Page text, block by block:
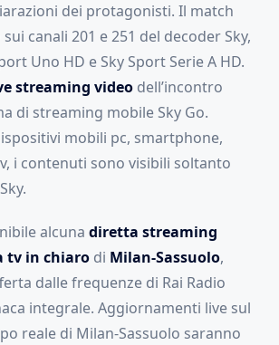
dei protagonisti. Il match
canali 201 e 251 del decoder Sky,
Uno HD e Sky Sport Serie A HD.
streaming video dell’incontro
di streaming mobile Sky Go.
mobili pc, smartphone,
i contenuti sono visibili soltanto
alcuna diretta streaming
tv in chiaro di Milan-Sassuolo,
dalle frequenze di Rai Radio
integrale. Aggiornamenti live sul
reale di Milan-Sassuolo saranno